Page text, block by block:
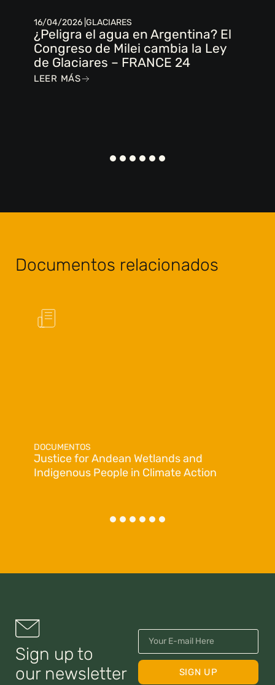
16/04/2026 | GLACIARES
¿Peligra el agua en Argentina? El
Congreso de Milei cambia la Ley
de Glaciares – FRANCE 24
LEER MÁS
Documentos relacionados
DOCUMENTOS
Justice for Andean Wetlands and
Indigenous People in Climate Action
Sign up to
our newsletter
SIGN UP